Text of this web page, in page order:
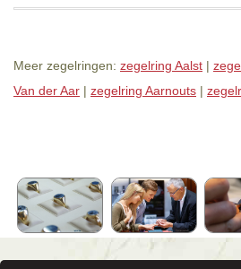
Meer zegelringen: zegelring Aalst |
Van der Aar | zegelring Aarnouts |